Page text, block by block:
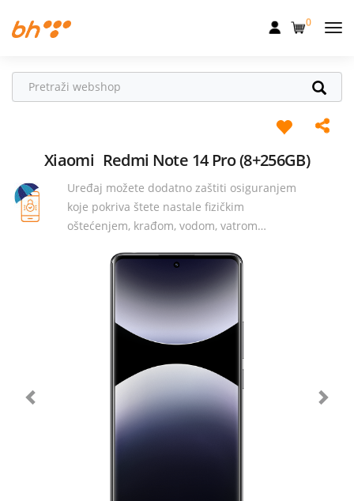
Fiksna
Televizija
Dom
Uređaji
0
Xiaomi Redmi Note 14 Pro (8+256GB)
Uređaj možete dodatno zaštiti osiguranjem
koje pokriva štete nastale fizičkim
oštećenjem, krađom, vodom, vatrom…